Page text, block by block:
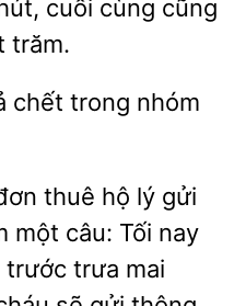
cuối cùng cũng
trăm.
nhóm
thuê hộ lý gửi
một câu: Tối nay
trưa mai